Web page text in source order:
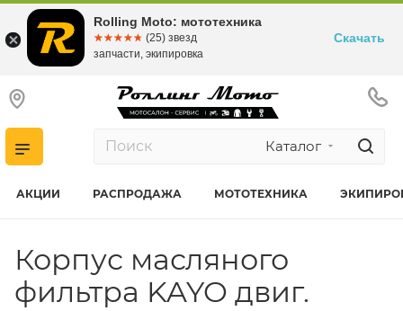
Каталог
АКЦИИ РАСПРОДАЖА МОТОТЕХНИКА
Корпус масляного
фильтра KAYO двиг.
Rolling Moto: мототехника
☆☆☆☆☆
★★★★★ (25) звезд
запчасти, экипировка
Скачать